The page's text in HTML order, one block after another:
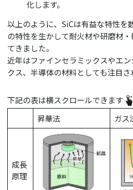
化します。
以上のように、SiCは有益な特性を
の特性を生かして耐火材や研磨材
てきました。
近年はファインセラミックスやエ
クス、半導体の材料としても注目さ
下記の表は横スクロールできます
昇華法
ガス
成長
原理